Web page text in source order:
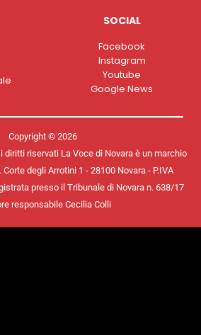
SOCIAL
Facebook
Instagram
Youtube
Google News
Copyright © 2026
diritti riservati La Voce di Novara è un marchio
degli Arrotini 1 - 28100 Novara - P.IVA
presso il Tribunale di Novara n. 638/17
responsabile Cecilia Colli